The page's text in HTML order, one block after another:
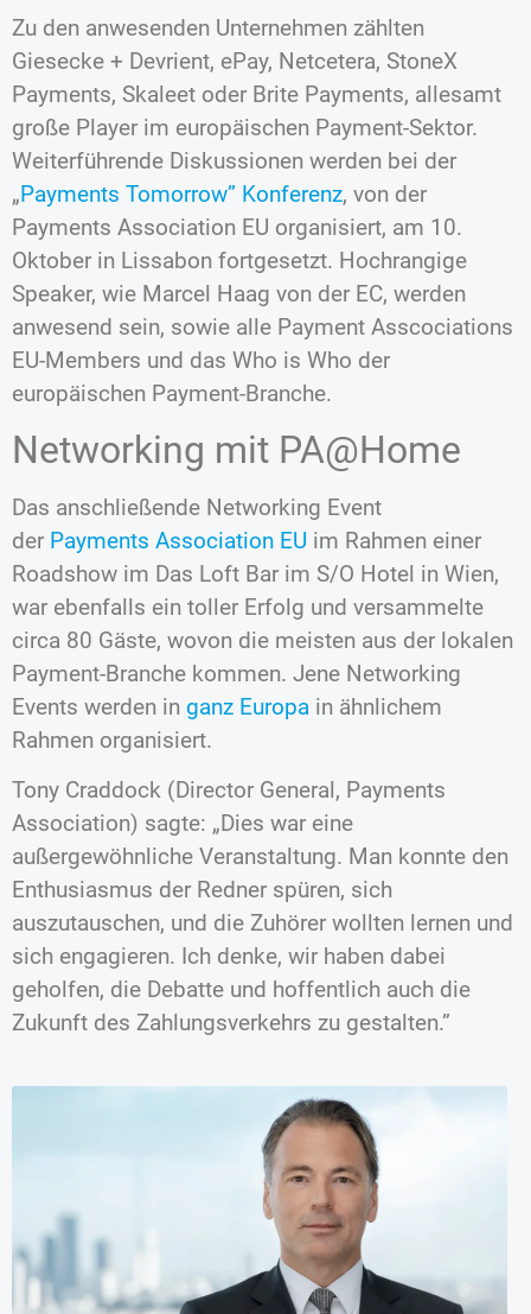
Zu den anwesenden Unternehmen zählten
Giesecke + Devrient, ePay, Netcetera, StoneX
Payments, Skaleet oder Brite Payments, allesamt
große Player im europäischen Payment-Sektor.
Weiterführende Diskussionen werden bei der
„Payments Tomorrow” Konferenz, von der
Payments Association EU organisiert, am 10.
Oktober in Lissabon fortgesetzt. Hochrangige
Speaker, wie Marcel Haag von der EC, werden
anwesend sein, sowie alle Payment Asscociations
EU-Members und das Who is Who der
europäischen Payment-Branche.
Networking mit PA@Home
Das anschließende Networking Event
der Payments Association EU im Rahmen einer
Roadshow im Das Loft Bar im S/O Hotel in Wien,
war ebenfalls ein toller Erfolg und versammelte
circa 80 Gäste, wovon die meisten aus der lokalen
Payment-Branche kommen. Jene Networking
Events werden in ganz Europa in ähnlichem
Rahmen organisiert.
Tony Craddock (Director General, Payments
Association) sagte: „Dies war eine
außergewöhnliche Veranstaltung. Man konnte den
Enthusiasmus der Redner spüren, sich
auszutauschen, und die Zuhörer wollten lernen und
sich engagieren. Ich denke, wir haben dabei
geholfen, die Debatte und hoffentlich auch die
Zukunft des Zahlungsverkehrs zu gestalten.”